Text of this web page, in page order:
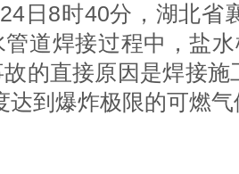
日8时40分，湖北省
道焊接过程中，盐
的直接原因是焊接
达到爆炸极限的可燃